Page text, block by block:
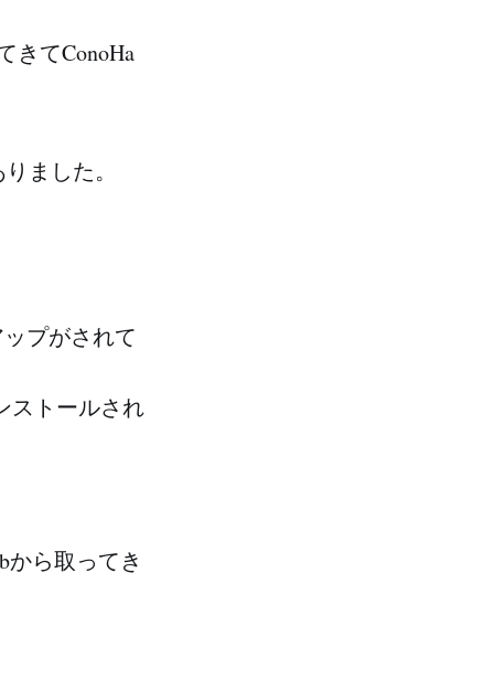
きてConoHa
ました。
プがされて
ストールされ
ら取ってき